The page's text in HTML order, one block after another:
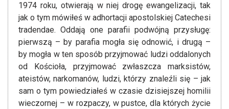
1974 roku, otwierają w niej drogę ewangelizacji, tak
jak o tym mówiłeś w adhortacji apostolskiej Catechesi
tradendae. Oddają one parafii podwójną przysługę:
pierwszą – by parafia mogła się odnowić, i drugą –
by mogła w ten sposób przyjmować ludzi oddalonych
od Kościoła, przyjmować zwłaszcza marksistów,
ateistów, narkomanów, ludzi, którzy znaleźli się – jak
sam o tym powiedziałeś w czasie dzisiejszej homilii
wieczornej – w rozpaczy, w pustce, dla których życie